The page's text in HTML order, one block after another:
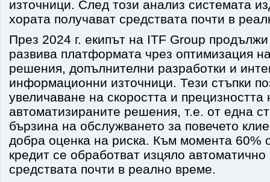
източници. След този анализ системата
хората получават средствата почти в
През 2024 г. екипът на ITF Group
развива платформата чрез оптимизация
решения, допълнителни разработки и
информационни източници. Тези стъпки
увеличаване на скоростта и прецизността
автоматизираните решения, т.е. от една
бързина на обслужването за повечето
добра оценка на риска. Към момента 60%
кредит се обработват изцяло
средствата почти в реално време.